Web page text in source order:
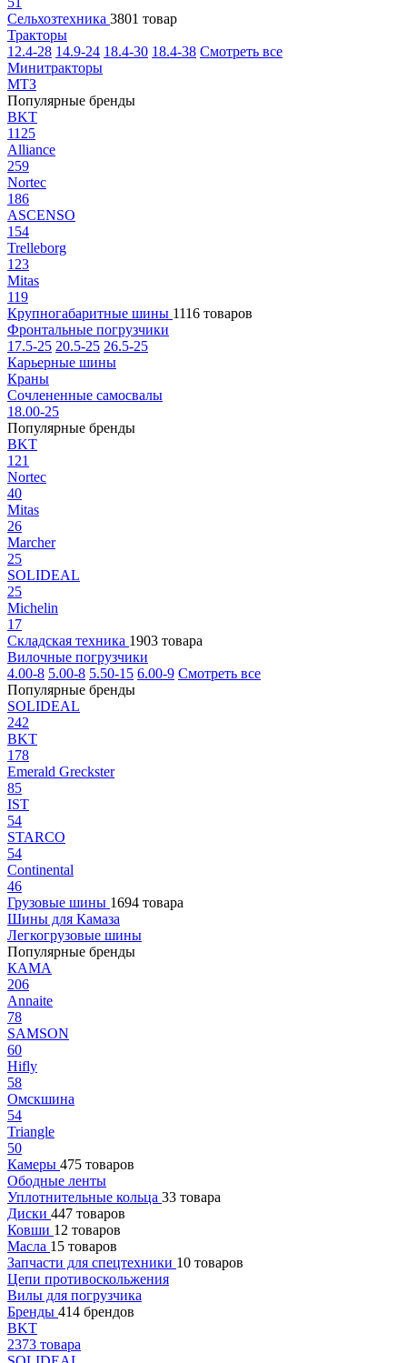
Сельхозтехника 3801 товар
Тракторы
12.4-28 14.9-24 18.4-30 18.4-38 Смотреть все
Минитракторы
МТЗ
Популярные бренды
BKT
1125
Alliance
259
Nortec
186
ASCENSO
154
Trelleborg
123
Mitas
119
Крупногабаритные шины 1116 товаров
Фронтальные погрузчики
17.5-25 20.5-25 26.5-25
Карьерные шины
Краны
Сочлененные самосвалы
18.00-25
Популярные бренды
BKT
121
Nortec
40
Mitas
26
Marcher
25
SOLIDEAL
25
Michelin
17
Складская техника 1903 товара
Вилочные погрузчики
4.00-8 5.00-8 5.50-15 6.00-9 Смотреть все
Популярные бренды
SOLIDEAL
242
BKT
178
Emerald Greckster
85
IST
54
STARCO
54
Continental
46
Грузовые шины 1694 товара
Шины для Камаза
Легкогрузовые шины
Популярные бренды
КАМА
206
Annaite
78
SAMSON
60
Hifly
58
Омскшина
54
Triangle
50
Камеры 475 товаров
Ободные ленты
Уплотнительные кольца 33 товара
Диски 447 товаров
Ковши 12 товаров
Масла 15 товаров
Запчасти для спецтехники 10 товаров
Цепи противоскольжения
Вилы для погрузчика
Бренды 414 брендов
BKT
2373 товара